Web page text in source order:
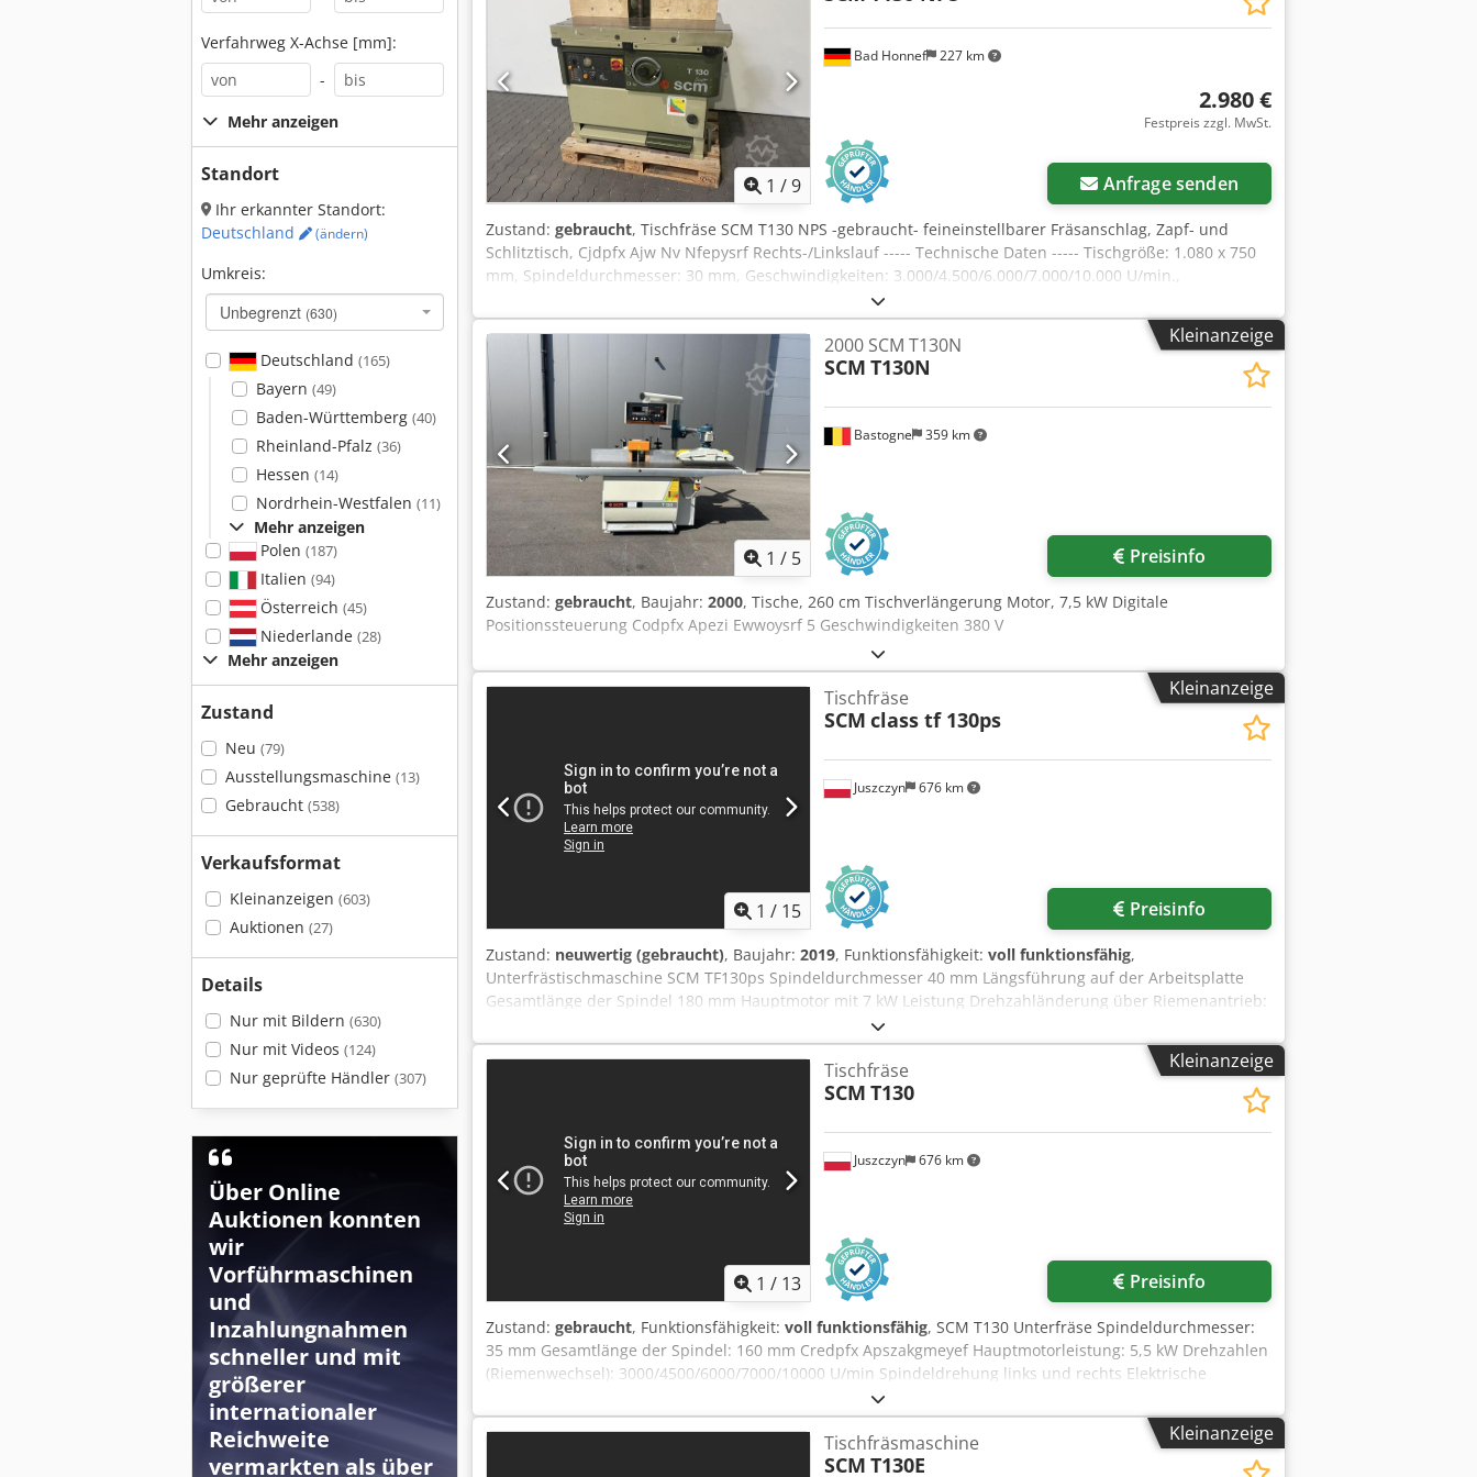
Verfahrweg X-Achse [mm]:
-
Mehr anzeigen
Standort
Ihr erkannter Standort:
Deutschland
(ändern)
Umkreis:
Unbegrenzt (630)
Deutschland (165)
Bayern (49)
Baden-Württemberg (40)
Rheinland-Pfalz (36)
Hessen (14)
Nordrhein-Westfalen (11)
Mehr anzeigen
Polen (187)
Italien (94)
Österreich (45)
Niederlande (28)
Mehr anzeigen
Zustand
Neu (79)
Ausstellungsmaschine (13)
Gebraucht (538)
Verkaufsformat
Kleinanzeigen (603)
Auktionen (27)
Details
Nur mit Bildern (630)
Nur mit Videos (124)
Nur geprüfte Händler (307)
Über Online
Auktionen konnten
wir
Vorführmaschinen
und
Inzahlungnahmen
schneller und mit
größerer
internationaler
Reichweite
vermarkten als über
1 /9
Bad Honnef 227 km
2.980 €
Festpreis zzgl. MwSt.
Anfrage senden
Zustand: gebraucht, Tischfräse SCM T130 NPS -gebraucht- feineinstellbarer Fräsanschlag, Zapf- und
Schlitztisch, Cjdpfx Ajw Nv Nfepysrf Rechts-/Linkslauf ----- Technische Daten ----- Tischgröße: 1.080 x 750
mm, Spindeldurchmesser: 30 mm, Geschwindigkeiten: 3.000/4.500/6.000/7.000/10.000 U/min.,
Absaugstutzen Ø: 120 mm, Absaugstutzen Ø unten: 120 mm
Kleinanzeige
1 / 5
Bastogne 359 km
2000 SCM T130N
SCM T130N
Preisinfo
Zustand: gebraucht, Baujahr: 2000, Tische, 260 cm Tischverlängerung Motor, 7,5 kW Digitale
Positionssteuerung Codpfx Apezi Ewwoysrf 5 Geschwindigkeiten 380 V
Kleinanzeige
1 / 15
Juszczyn 676 km
Tischfräse
SCM class tf 130ps
Preisinfo
Zustand: neuwertig (gebraucht), Baujahr: 2019, Funktionsfähigkeit: voll funktionsfähig,
Unterfrästischmaschine SCM TF130ps Spindeldurchmesser 40 mm Längsführung auf der Arbeitsplatte
Gesamtlänge der Spindel 180 mm Hauptmotor mit 7 kW Leistung Drehzahländerung über Riemenantrieb:
3000/4500/6000/7000/10000 U/min Spindel dreht links und rechts Crjdpfszlw Rnsx Apysf Manuelle
Spindelhöhenverstellung Technische Dokumentation Baujahr 2019
Kleinanzeige
1 / 13
Juszczyn 676 km
Tischfräse
SCM T130
Preisinfo
Zustand: gebraucht, Funktionsfähigkeit: voll funktionsfähig, SCM T130 Unterfräse Spindeldurchmesser:
35 mm Gesamtlänge der Spindel: 160 mm Credpfx Apszakgmeyef Hauptmotorleistung: 5,5 kW Drehzahlen
(Riemenwechsel): 3000/4500/6000/7000/10000 U/min Spindeldrehung links und rechts Elektrische
Kleinanzeige
Tischfräsmaschine
SCM T130E